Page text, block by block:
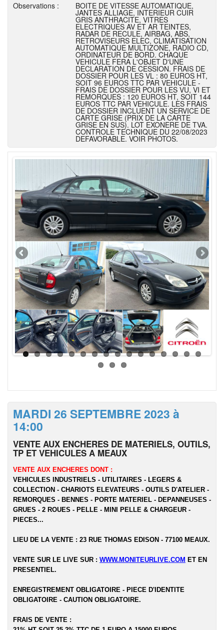
Observations :
BOITE DE VITESSE AUTOMATIQUE,
JANTES ALLIAGE, INTERIEUR CUIR
GRIS ANTHRACITE, VITRES
ELECTRIQUES AV ET AR TEINTES,
RADAR DE RECULE, AIRBAG, ABS,
RETROVISEURS ELEC, CLIMATISATION
AUTOMATIQUE MULTIZONE, RADIO CD,
ORDINATEUR DE BORD. CHAQUE
VEHICULE FERA L'OBJET D'UNE
DECLARATION DE CESSION. FRAIS DE
DOSSIER POUR LES VL : 80 EUROS HT,
SOIT 96 EUROS TTC PAR VEHICULE -
FRAIS DE DOSSIER POUR LES VU, VI ET
REMORQUES : 120 EUROS HT, SOIT 144
EUROS TTC PAR VEHICULE. LES FRAIS
DE DOSSIER INCLUENT UN SERVICE DE
CARTE GRISE (PRIX DE LA CARTE
GRISE EN SUS). LOT EXONERE DE TVA.
CONTROLE TECHNIQUE DU 22/08/2023
DEFAVORABLE. VOIR PHOTOS.
MARDI 26 SEPTEMBRE 2023 à
14:00
VENTE AUX ENCHERES DE MATERIELS, OUTILS,
TP ET VEHICULES A MEAUX
VENTE AUX ENCHERES DONT :
VEHICULES INDUSTRIELS - UTILITAIRES - LEGERS &
COLLECTION - CHARIOTS ELEVATEURS - OUTILS D'ATELIER -
REMORQUES - BENNES - PORTE MATERIEL - DEPANNEUSES -
GRUES - 2 ROUES - PELLE - MINI PELLE & CHARGEUR -
PIECES...
LIEU DE LA VENTE : 23 RUE THOMAS EDISON - 77100 MEAUX.
VENTE SUR LE LIVE SUR : WWW.MONITEURLIVE.COM ET EN
PRESENTIEL.
ENREGISTREMENT OBLIGATOIRE - PIECE D'IDENTITE
OBLIGATOIRE - CAUTION OBLIGATOIRE.
FRAIS DE VENTE :